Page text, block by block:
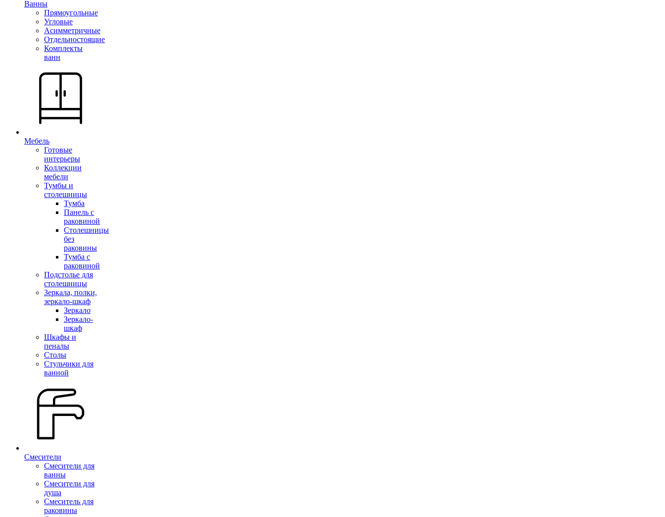
Ванны
Прямоугольные
Угловые
Асимметричные
Отдельностоящие
Комплекты
ванн
Мебель
Готовые
интерьеры
Коллекции
мебели
Тумбы и
столешницы
Тумба
Панель с
раковиной
Столешницы
без
раковины
Тумба с
раковиной
Подстолье для
столешницы
Зеркала, полки,
зеркало-шкаф
Зеркало
Зеркало-
шкаф
Шкафы и
пеналы
Столы
Стульчики для
ванной
Смесители
Смесители для
ванны
Смесители для
душа
Смеситель для
раковины